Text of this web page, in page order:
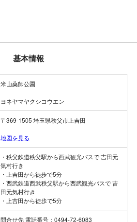
基本情報
米山薬師公園
ヨネヤマヤクシコウエン
〒369-1505 埼玉県秩父市上吉田
地図を見る
・秩父鉄道秩父駅から西武観光バスで 吉田元
気村行き
・上吉田から徒歩で5分
・西武鉄道西武秩父駅から西武観光バスで 吉
田元気村行き
・上吉田から徒歩で5分
問合せ先 電話番号：0494-72-6083